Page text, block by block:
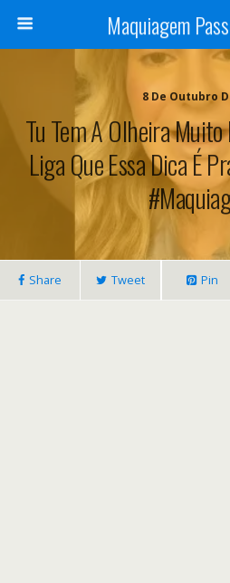
Maquiagem
8 De Outubro
Tu Tem A Olheira
Liga Que Essa Dica É
Share Tweet Pin